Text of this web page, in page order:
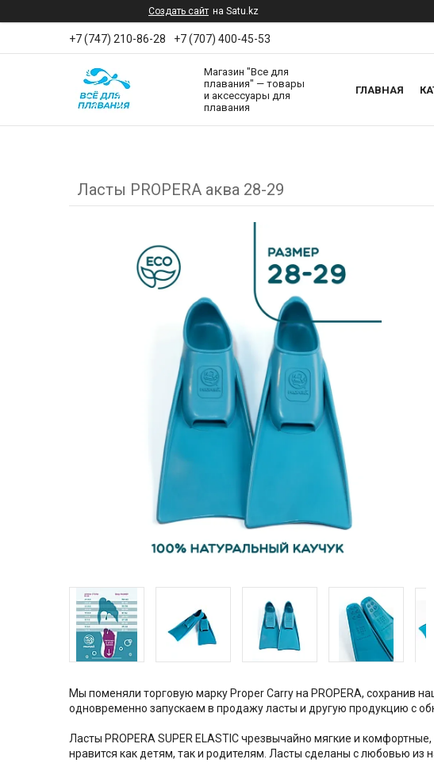
Создать сайт на Satu.kz
+7 (747) 210-86-28 +7 (707) 400-45-53
Магазин "Все для
плавания" — товары
и аксессуары для
плавания
ГЛАВНАЯ
Ласты PROPERA аква 28-29
Мы поменяли торговую марку Proper Carry на PROPERA, сохранив
одновременно запускаем в продажу ласты и другую продукцию с
Ласты PROPERA SUPER ELASTIC чрезвычайно мягкие и
нравится как детям, так и родителям. Ласты сделаны с любовью из